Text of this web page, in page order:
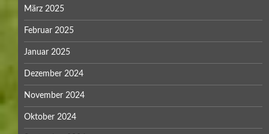
März 2025
Februar 2025
Januar 2025
Dezember 2024
November 2024
Oktober 2024